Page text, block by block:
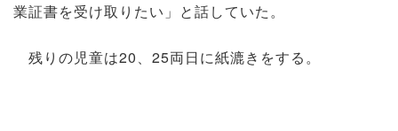
業証書を受け取りたい」と話していた。
残りの児童は20、25両日に紙漉きをする。